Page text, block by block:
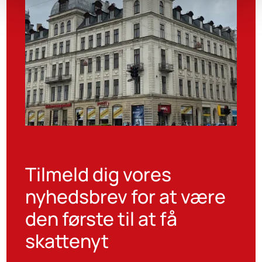
Tilmeld dig vores
nyhedsbrev for at være
den første til at få
skattenyt